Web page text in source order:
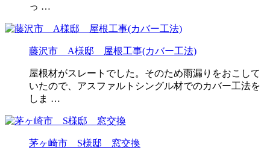
っ …
藤沢市 A様邸 屋根工事(カバー工法)
屋根材がスレートでした。そのため雨漏りをおこして
いたので、アスファルトシングル材でのカバー工法を
しま …
茅ヶ崎市 S様邸 窓交換